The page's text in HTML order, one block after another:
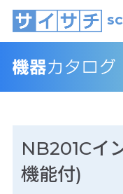
NB201Cイ
機能付)